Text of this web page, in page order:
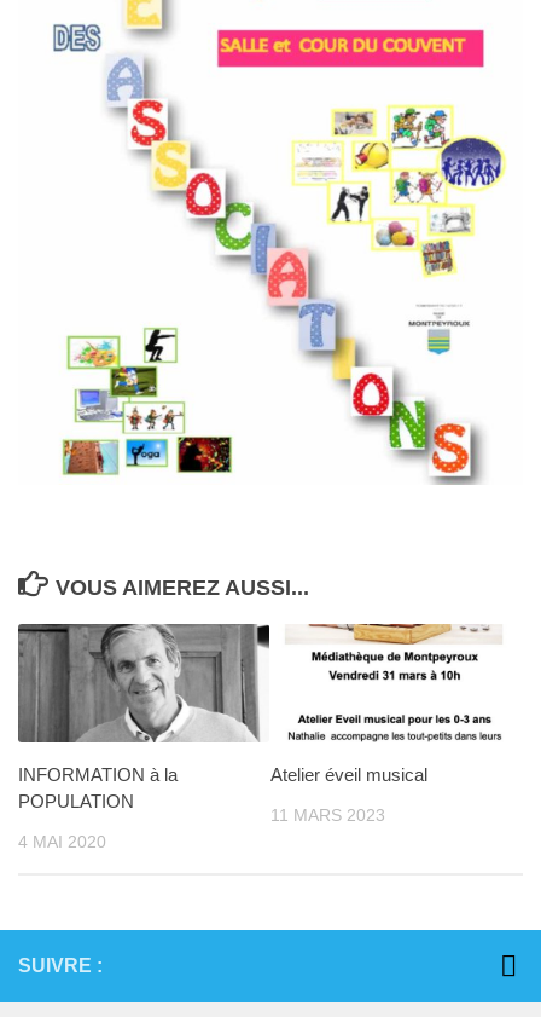
VOUS AIMEREZ AUSSI...
INFORMATION à la
POPULATION
4 MAI 2020
Atelier éveil musical
11 MARS 2023
SUIVRE :